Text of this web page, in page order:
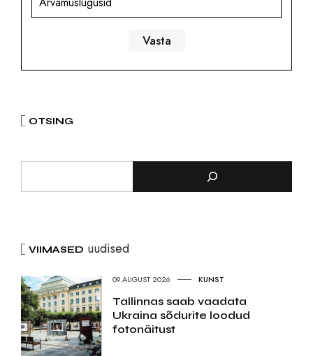
OTSING
VIIMASED uudised
09.AUGUST 2026 KUNST
Tallinnas saab vaadata
Ukraina sõdurite loodud
fotonäitust